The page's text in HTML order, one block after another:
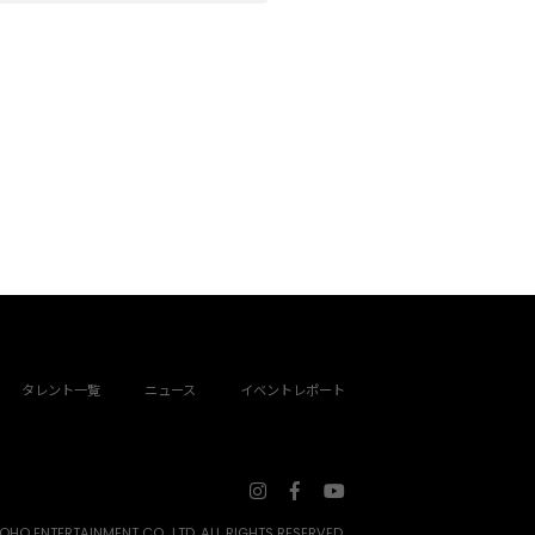
タレント一覧 ニュース イベントレポート